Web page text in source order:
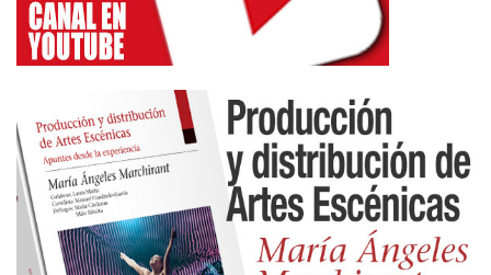
espectáculo de Teatro En Vilo titulado
“Man Up”
La carne y la pulsión sexual salvaje e insaciable en
“Celestina infernal” de Corsario Teatro.
La personalidad, la determinación, la valentía de la
“Antígona oriental”
de Volker Lösch marcan una
época escrita con la sangre del dolor.
Época superada por el elixir de la poesía de “El